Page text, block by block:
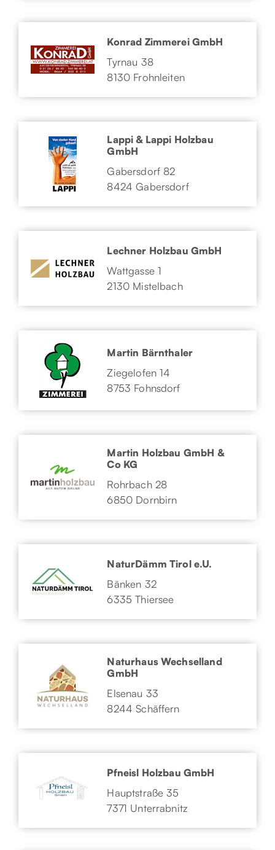
Konrad Zimmerei GmbH
Tyrnau 38
8130 Frohnleiten
Lappi & Lappi Holzbau
GmbH
Gabersdorf 82
8424 Gabersdorf
Lechner Holzbau GmbH
Wattgasse 1
2130 Mistelbach
Martin Bärnthaler
Ziegelofen 14
8753 Fohnsdorf
Martin Holzbau GmbH &
Co KG
Rohrbach 28
6850 Dornbirn
NaturDämm Tirol e.U.
Bänken 32
6335 Thiersee
Naturhaus Wechselland
GmbH
Elsenau 33
8244 Schäffern
Pfneisl Holzbau GmbH
Hauptstraße 35
7371 Unterrabnitz